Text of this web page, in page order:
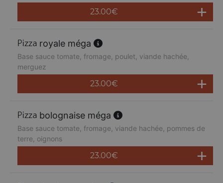
23.00€
royale méga
Base sauce tomate, fromage, poulet, viande hachée,
merguez
23.00€
bolognaise méga
Base sauce tomate, fromage, viande hachée, pommes de
terre, oignons
23.00€